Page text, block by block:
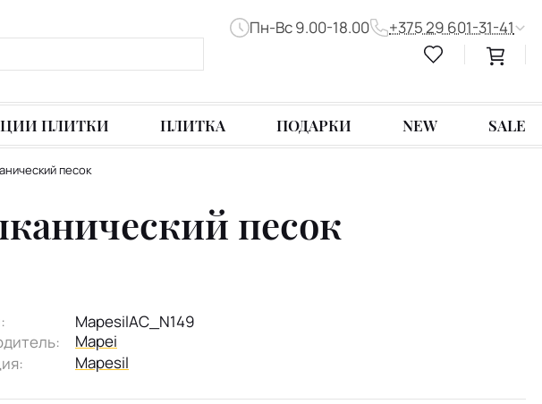
Пн-Вс 9.00-18.00 +375 29 601-31-41
ПЛИТКИ ПЛИТКА ПОДАРКИ NEW SALE
песок
песок
MapesilAC_N149
Mapei
Mapesil